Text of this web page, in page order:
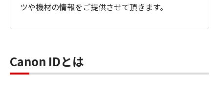
ツや機材の情報をご提供させて頂きます。
Canon IDとは